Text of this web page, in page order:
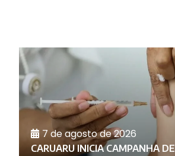
7 de agosto de 2026
CARUARU INICIA CAMPANHA DE